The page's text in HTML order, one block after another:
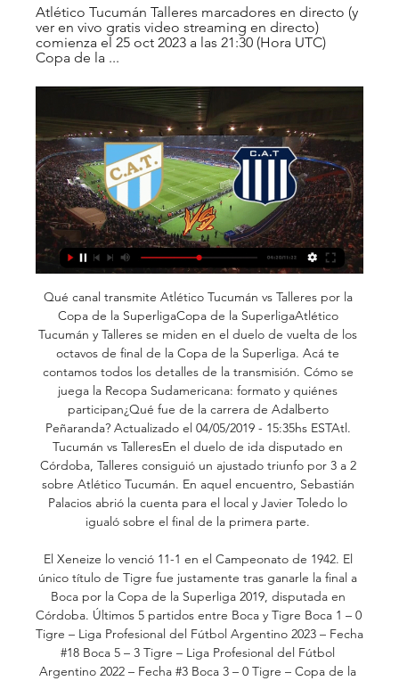
Atlético Tucumán Talleres marcadores en directo (y
ver en vivo gratis video streaming en directo)
comienza el 25 oct 2023 a las 21:30 (Hora UTC)
Copa de la ...
Qué canal transmite Atlético Tucumán vs Talleres por la
Copa de la SuperligaCopa de la SuperligaAtlético
Tucumán y Talleres se miden en el duelo de vuelta de los
octavos de final de la Copa de la Superliga. Acá te
contamos todos los detalles de la transmisión. Cómo se
juega la Recopa Sudamericana: formato y quiénes
participan¿Qué fue de la carrera de Adalberto
Peñaranda? Actualizado el 04/05/2019 - 15:35hs ESTAtl.
Tucumán vs TalleresEn el duelo de ida disputado en
Córdoba, Talleres consiguió un ajustado triunfo por 3 a 2
sobre Atlético Tucumán. En aquel encuentro, Sebastián
Palacios abrió la cuenta para el local y Javier Toledo lo
igualó sobre el final de la primera parte.
El Xeneize lo venció 11-1 en el Campeonato de 1942. El
único título de Tigre fue justamente tras ganarle la final a
Boca por la Copa de la Superliga 2019, disputada en
Córdoba. Últimos 5 partidos entre Boca y Tigre Boca 1 – 0
Tigre – Liga Profesional del Fútbol Argentino 2023 – Fecha
#18 Boca 5 – 3 Tigre – Liga Profesional del Fútbol
Argentino 2022 – Fecha #3 Boca 3 – 0 Tigre – Copa de la